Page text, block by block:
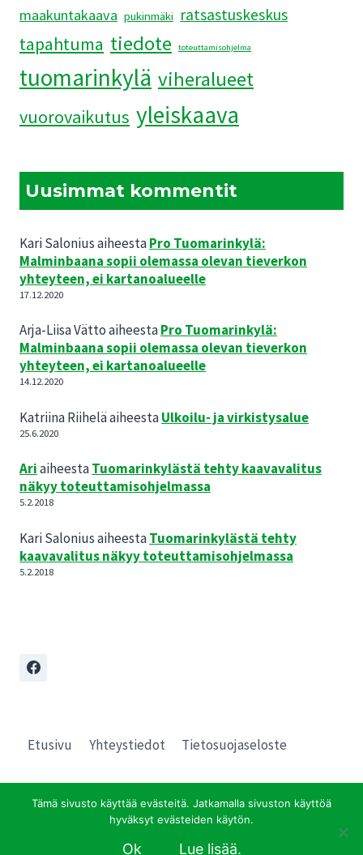
maakuntakaava pukinmäki ratsastuskeskus
tapahtuma tiedote toteuttamisohjelma
tuomarinkylä viheralueet
vuorovaikutus yleiskaava
Uusimmat kommentit
Kari SaloniusaiheestaPro Tuomarinkylä:
Malminbaana sopii olemassa olevan tieverkon
yhteyteen, ei kartanoalueelle
17.12.2020
Arja-Liisa VättoaiheestaPro Tuomarinkylä:
Malminbaana sopii olemassa olevan tieverkon
yhteyteen, ei kartanoalueelle
14.12.2020
Katriina RiiheläaiheestaUlkoilu- ja virkistysalue
25.6.2020
AriaiheestaTuomarinkylästä tehty kaavavalitus
näkyy toteuttamisohjelmassa
5.2.2018
Kari SaloniusaiheestaTuomarinkylästä tehty
kaavavalitus näkyy toteuttamisohjelmassa
5.2.2018
Etusivu Yhteystiedot Tietosuojaseloste
Tämä sivusto käyttää evästeitä. Jatkamalla sivuston käyttöä
hyväksyt evästeiden käytön.
Ok Lue lisää.